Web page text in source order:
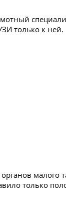
только к ней.
малого
только